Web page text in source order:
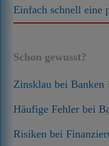
Einfach schnell eine
Schon gewusst?
Zinsklau bei Banken
Häufige Fehler bei
Risiken bei